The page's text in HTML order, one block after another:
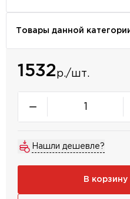
Товары данной
1532р./шт.
Нашли дешевле?
В корзину